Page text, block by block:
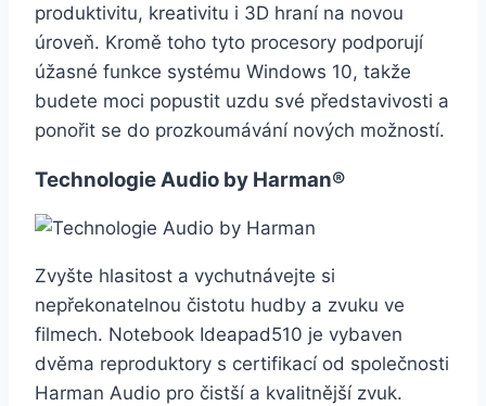
produktivitu, kreativitu i 3D hraní na novou
úroveň. Kromě toho tyto procesory podporují
úžasné funkce systému Windows 10, takže
budete moci popustit uzdu své představivosti a
ponořit se do prozkoumávání nových možností.
Technologie Audio by Harman®
Zvyšte hlasitost a vychutnávejte si
nepřekonatelnou čistotu hudby a zvuku ve
filmech. Notebook Ideapad510 je vybaven
dvěma reproduktory s certifikací od společnosti
Harman Audio pro čistší a kvalitnější zvuk.